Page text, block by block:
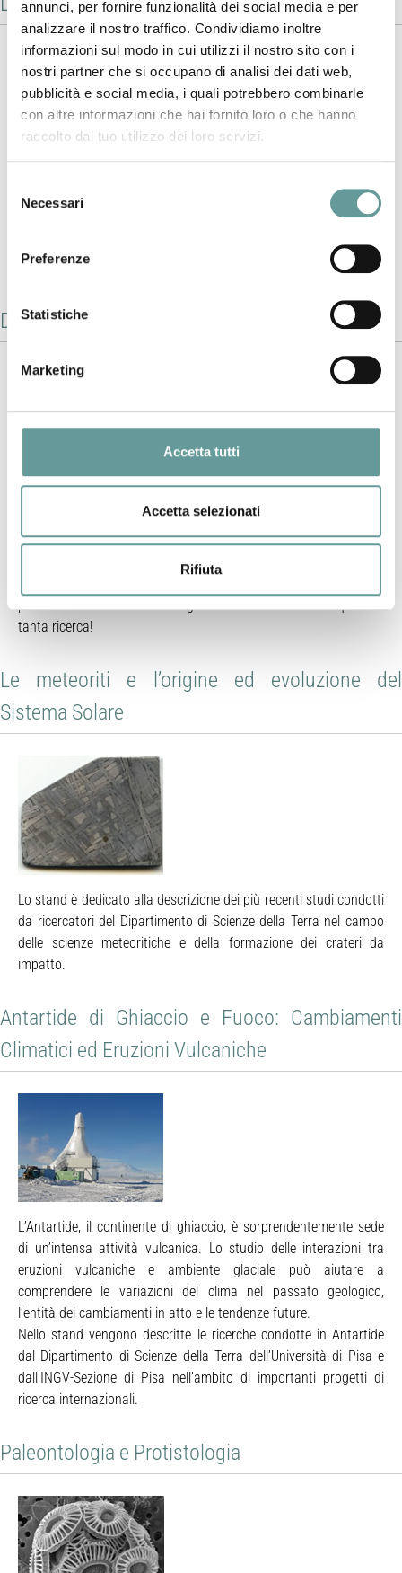
annunci, per fornire funzionalità dei social media e per
analizzare il nostro traffico. Condividiamo inoltre
informazioni sul modo in cui utilizzi il nostro sito con i
nostri partner che si occupano di analisi dei dati web,
pubblicità e social media, i quali potrebbero combinarle
con altre informazioni che hai fornito loro o che hanno
raccolto dal tuo utilizzo dei loro servizi.
delNecessari
Preferenze
Statistiche
Marketing
Accetta tutti
Accetta selezionati
Rifiuta
processo vulcanico, dalla formazione del magma e la sua risalita
particolare riferimento alle ricerche condotte sui vulcani attivi
italiani.
Dietro ogni minerale c’è una storia
pianeta, ed i ricercatori riescono a scoprirla anche studiando la
loro struttura cristallina. Ma i minerali fanno proprio parte della
nostra vita quotidiana: dalle mura dei nostri edifici alle batterie
preziose che ammiriamo in gioielleria. E dietro tutto questo…
tanta ricerca!
Le meteoriti e l’origine ed evoluzione del
Sistema Solare
Lo stand è dedicato alla descrizione dei più recenti studi condotti
da ricercatori del Dipartimento di Scienze della Terra nel campo
delle scienze meteoritiche e della formazione dei crateri da
impatto.
Antartide di Ghiaccio e Fuoco: Cambiamenti
Climatici ed Eruzioni Vulcaniche
L’Antartide, il continente di ghiaccio, è sorprendentemente sede
di un’intensa attività vulcanica. Lo studio delle interazioni tra
eruzioni vulcaniche e ambiente glaciale può aiutare a
comprendere le variazioni del clima nel passato geologico,
l’entità dei cambiamenti in atto e le tendenze future.
Nello stand vengono descritte le ricerche condotte in Antartide
dal Dipartimento di Scienze della Terra dell’Università di Pisa e
dall’INGV-Sezione di Pisa nell’ambito di importanti progetti di
ricerca internazionali.
Paleontologia e Protistologia